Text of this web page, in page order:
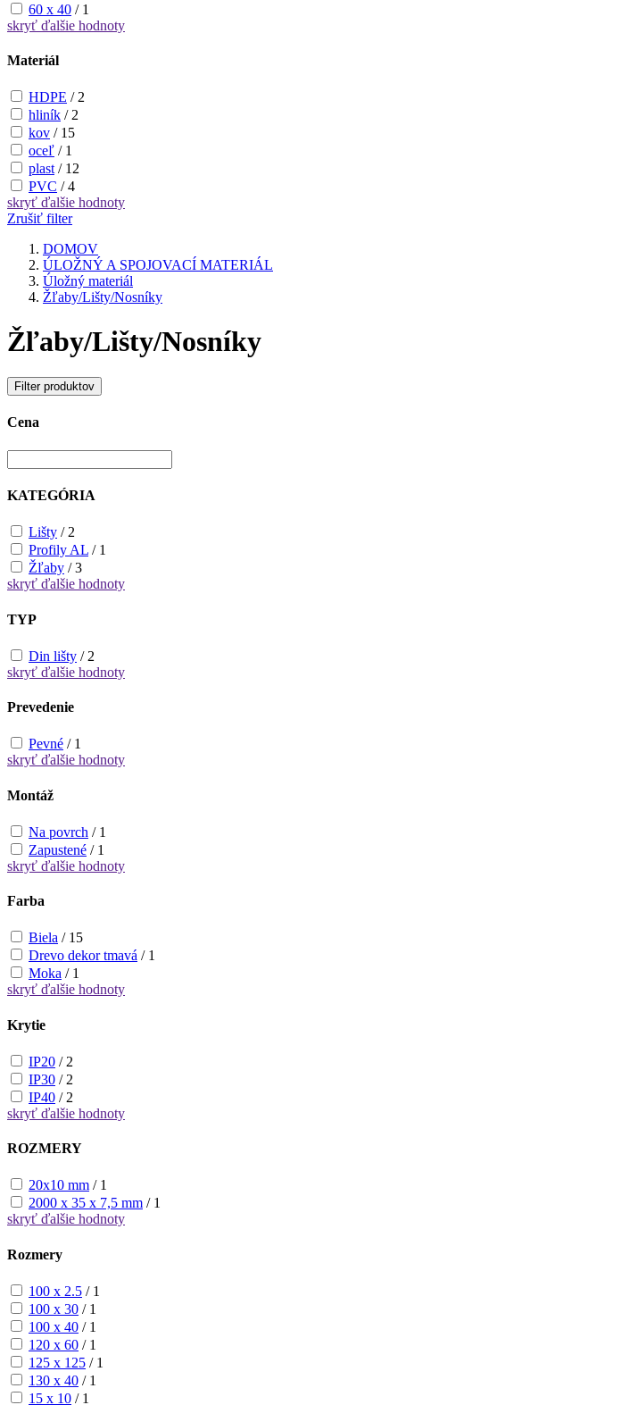
60 x 40 / 1
skryť ďalšie hodnoty
Materiál
HDPE / 2
hliník / 2
kov / 15
oceľ / 1
plast / 12
PVC / 4
skryť ďalšie hodnoty
Zrušiť filter
DOMOV
ÚLOŽNÝ A SPOJOVACÍ MATERIÁL
Úložný materiál
Žľaby/Lišty/Nosníky
Žľaby/Lišty/Nosníky
Filter produktov
Cena
KATEGÓRIA
Lišty / 2
Profily AL / 1
Žľaby / 3
skryť ďalšie hodnoty
TYP
Din lišty / 2
skryť ďalšie hodnoty
Prevedenie
Pevné / 1
skryť ďalšie hodnoty
Montáž
Na povrch / 1
Zapustené / 1
skryť ďalšie hodnoty
Farba
Biela / 15
Drevo dekor tmavá / 1
Moka / 1
skryť ďalšie hodnoty
Krytie
IP20 / 2
IP30 / 2
IP40 / 2
skryť ďalšie hodnoty
ROZMERY
20x10 mm / 1
2000 x 35 x 7,5 mm / 1
skryť ďalšie hodnoty
Rozmery
100 x 2.5 / 1
100 x 30 / 1
100 x 40 / 1
120 x 60 / 1
125 x 125 / 1
130 x 40 / 1
15 x 10 / 1